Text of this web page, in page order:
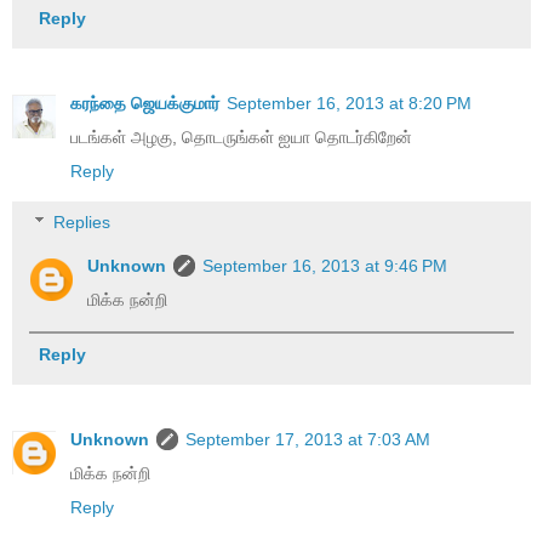
Reply
கரந்தை ஜெயக்குமார் September 16, 2013 at 8:20 PM
படங்கள் அழகு, தொடருங்கள் ஐயா தொடர்கிறேன்
Reply
Replies
Unknown
September 16, 2013 at 9:46 PM
மிக்க நன்றி
Reply
Unknown
September 17, 2013 at 7:03 AM
மிக்க நன்றி
Reply